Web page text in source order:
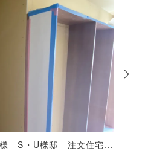
の
投
稿
様 S・U様邸 注文住宅...